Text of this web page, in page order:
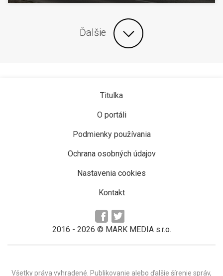
Ďalšie
Titulka
O portáli
Podmienky používania
Ochrana osobných údajov
Nastavenia cookies
Kontakt
2016 - 2026 © MARK MEDIA s.r.o.
Všetky práva vyhradené. Publikovanie alebo ďalšie šírenie správ,